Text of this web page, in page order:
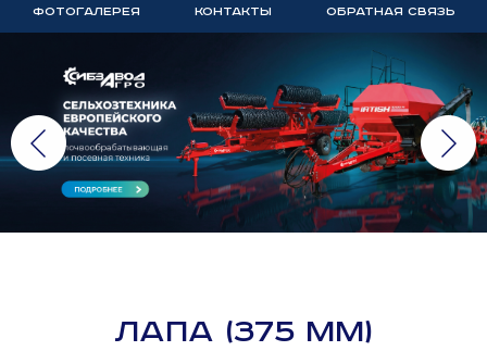
ФОТОГАЛЕРЕЯ КОНТАКТЫ ОБРАТНАЯ СВЯЗЬ
ЛАПА (375 ММ)